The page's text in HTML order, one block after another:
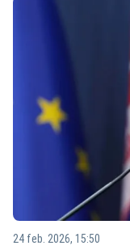
24 feb. 2026, 15:50